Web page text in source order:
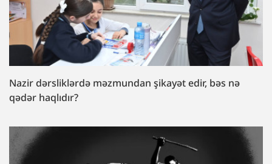
Nazir dərsliklərdə məzmundan şikayət edir, bəs nə
qədər haqlıdır?